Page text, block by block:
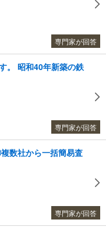
専門家が回答
。 昭和40年新築の鉄
専門家が回答
数社から一括簡易査
専門家が回答